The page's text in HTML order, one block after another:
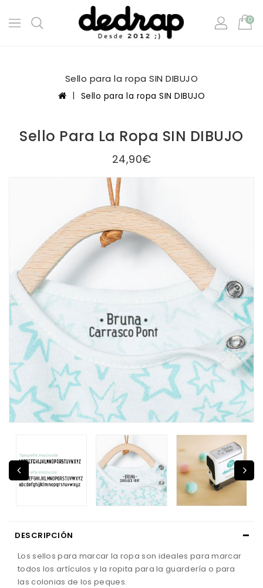
0
Sello para la ropa SIN DIBUJO
Sello para la ropa SIN DIBUJO
Sello Para La Ropa SIN DIBUJO
24,90€
DESCRIPCIÓN
Los sellos para marcar la ropa son ideales para marcar
todos los artículos y la ropita para la guardería o para
las colonias de los peques.